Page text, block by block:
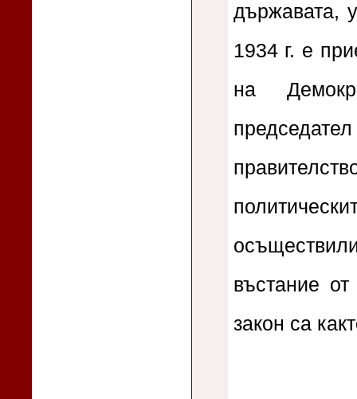
държавата,
1934 г. е
на
въстание
закон са